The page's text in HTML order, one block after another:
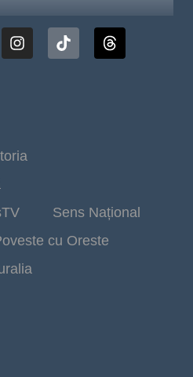
Sens Național
cu Oreste